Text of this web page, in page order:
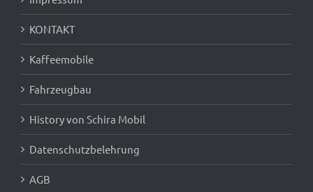
KONTAKT
Kaffeemobile
Fahrzeugbau
History von Schira Mobil
Datenschutzbelehrung
AGB